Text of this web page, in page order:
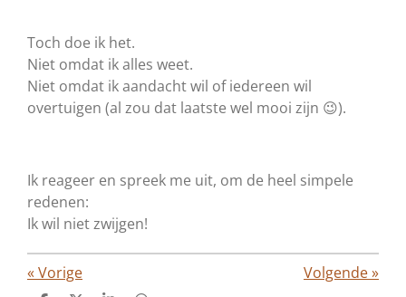
Toch doe ik het.
Niet omdat ik alles weet.
Niet omdat ik aandacht wil of iedereen wil
overtuigen (al zou dat laatste wel mooi zijn 😉).
Ik reageer en spreek me uit, om de heel simpele
redenen:
Ik wil niet zwijgen!
«Vorige Volgende»